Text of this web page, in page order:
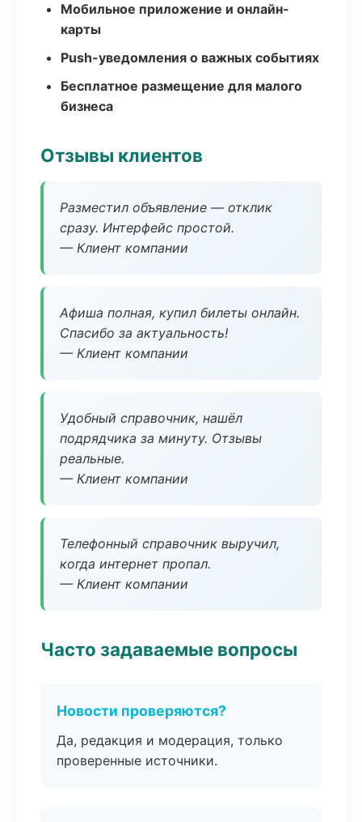
Мобильное приложение и онлайн-
карты
Push-уведомления о важных событиях
Бесплатное размещение для малого
бизнеса
Отзывы клиентов
Разместил объявление — отклик
сразу. Интерфейс простой.
— Клиент компании
Афиша полная, купил билеты онлайн.
Спасибо за актуальность!
— Клиент компании
Удобный справочник, нашёл
подрядчика за минуту. Отзывы
реальные.
— Клиент компании
Телефонный справочник выручил,
когда интернет пропал.
— Клиент компании
Часто задаваемые вопросы
Новости проверяются?
Да, редакция и модерация, только
проверенные источники.